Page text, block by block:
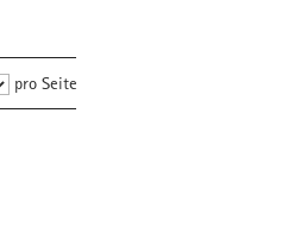
pro Seite